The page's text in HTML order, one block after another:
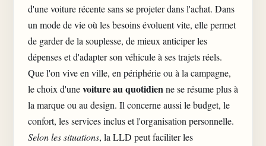
d'une voiture récente sans se projeter dans l'achat. Dans
un mode de vie où les besoins évoluent vite, elle permet
de garder de la souplesse, de mieux anticiper les
dépenses et d'adapter son véhicule à ses trajets réels.
Que l'on vive en ville, en périphérie ou à la campagne,
le choix d'unevoiture au quotidienne se résume plus à
la marque ou au design. Il concerne aussi le budget, le
confort, les services inclus et l'organisation personnelle.
Selon les situations, la LLD peut faciliter les